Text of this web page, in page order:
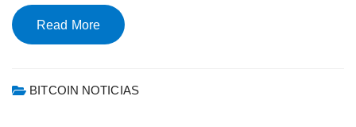
Read More
BITCOIN NOTICIAS